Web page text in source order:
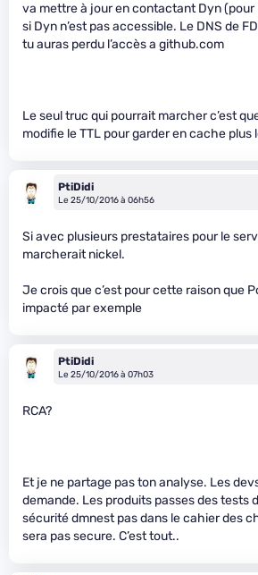
va mettre à jour en contactant Dyn (pour
si Dyn n’est pas accessible. Le DNS de
tu auras perdu l’accès a github.com
Le seul truc qui pourrait marcher c’est
modifie le TTL pour garder en cache plus
PtiDidi
Le 25/10/2016 à 06h56
Si avec plusieurs prestataires pour le
marcherait nickel.
Je crois que c’est pour cette raison que
impacté par exemple
PtiDidi
Le 25/10/2016 à 07h03
RCA?
Et je ne partage pas ton analyse. Les
demande. Les produits passes des tests
sécurité dmnest pas dans le cahier des
sera pas secure. C’est tout..